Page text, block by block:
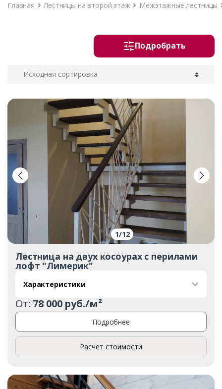
Главная Лестницы на второй этаж Межэтажные лестницы
Подробрать
1/12
Лестница на двух косоурах с перилами
лофт "Лимерик"
Характеристики
От: 78 000 руб./м²
Подробнее
Расчет стоимости